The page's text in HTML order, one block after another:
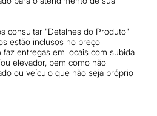
consultar "Detalhes do Produto"
estão inclusos no preço
faz entregas em locais com subida
elevador, bem como não
ou veículo que não seja próprio